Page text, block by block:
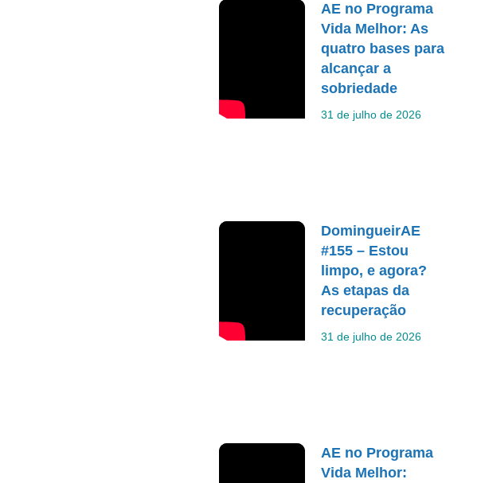
AE no Programa
Vida Melhor: As
quatro bases para
alcançar a
sobriedade
31 de julho de 2026
DomingueirAE
#155 – Estou
limpo, e agora?
As etapas da
recuperação
31 de julho de 2026
AE no Programa
Vida Melhor: